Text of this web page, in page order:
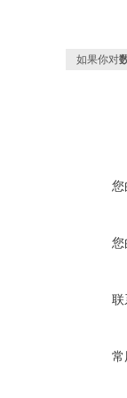
如果你对
您
您
联
常